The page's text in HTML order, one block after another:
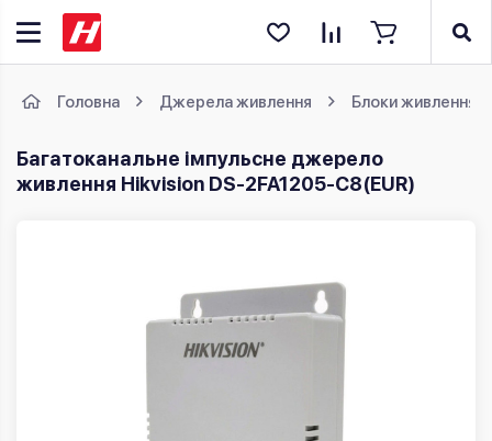
Головна Джерела живлення Блоки живлення
Багатоканальне імпульсне джерело
живлення Hikvision DS-2FA1205-C8(EUR)